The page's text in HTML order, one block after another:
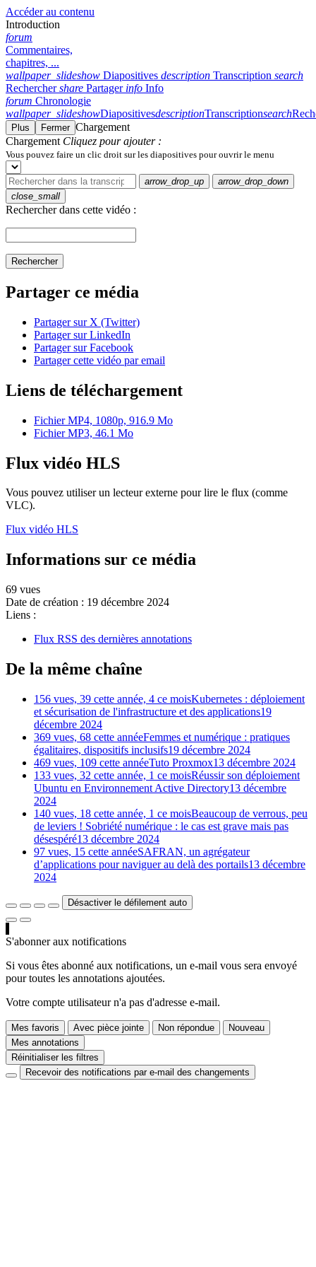
Accéder au contenu
Introduction
forum
Commentaires,
chapitres, ...
wallpaper_slideshow Diapositives description Transcription search
Rechercher share Partager info Info
forum Chronologie
wallpaper_slideshowDiapositivesdescriptionTranscriptionsearch
Plus Fermer Chargement
Chargement Cliquez pour ajouter :
Vous pouvez faire un clic droit sur les diapositives pour ouvrir le menu
arrow_drop_up
arrow_drop_down
close_small
Rechercher dans cette vidéo :
Rechercher
Partager ce média
Partager sur X (Twitter)
Partager sur LinkedIn
Partager sur Facebook
Partager cette vidéo par email
Liens de téléchargement
Fichier MP4, 1080p, 916.9 Mo
Fichier MP3, 46.1 Mo
Flux vidéo HLS
Vous pouvez utiliser un lecteur externe pour lire le flux (comme
VLC).
Flux vidéo HLS
Informations sur ce média
69 vues
Date de création : 19 décembre 2024
Liens :
Flux RSS des dernières annotations
De la même chaîne
156 vues, 39 cette année, 4 ce moisKubernetes : déploiement
et sécurisation de l'infrastructure et des applications19
décembre 2024
369 vues, 68 cette annéeFemmes et numérique : pratiques
égalitaires, dispositifs inclusifs19 décembre 2024
469 vues, 109 cette annéeTuto Proxmox13 décembre 2024
133 vues, 32 cette année, 1 ce moisRéussir son déploiement
Ubuntu en Environnement Active Directory13 décembre
2024
140 vues, 18 cette année, 1 ce moisBeaucoup de verrous, peu
de leviers ! Sobriété numérique : le cas est grave mais pas
désespéré13 décembre 2024
97 vues, 15 cette annéeSAFRAN, un agrégateur
d’applications pour naviguer au delà des portails13 décembre
2024
Désactiver le défilement auto
S'abonner aux notifications
Si vous êtes abonné aux notifications, un e-mail vous sera envoyé
pour toutes les annotations ajoutées.
Votre compte utilisateur n'a pas d'adresse e-mail.
Mes favoris Avec pièce jointe Non répondue
Nouveau
Mes annotations
Réinitialiser les filtres
Recevoir des notifications par e-mail des changements